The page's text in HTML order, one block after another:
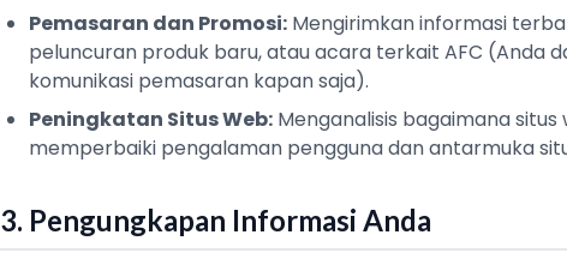
Pemasaran dan Promosi: Mengirimkan informasi
peluncuran produk baru, atau acara terkait AFC (Anda
komunikasi pemasaran kapan saja).
Peningkatan Situs Web: Menganalisis bagaimana
memperbaiki pengalaman pengguna dan antarmuka
3. Pengungkapan Informasi Anda